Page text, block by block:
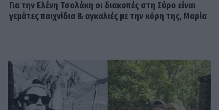
Για την Ελένη Τσολάκη οι διακοπές στη Σύρο είναι
γεμάτες παιχνίδια & αγκαλιές με την κόρη της, Μαρία